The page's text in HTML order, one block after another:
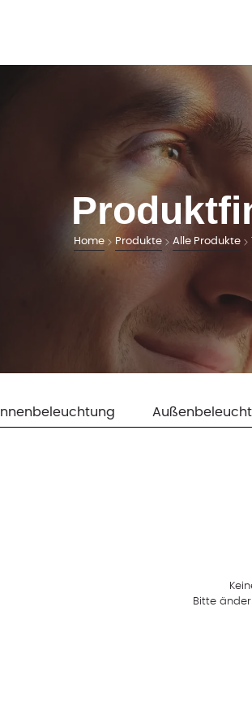
Home Produkte Alle Produkte
Innenbeleuchtung
Bitte